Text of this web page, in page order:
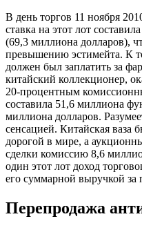
В день торгов 11 ноября
ставка на этот лот
(69,3 миллиона долларов),
превышению эстимейта. К
должен был заплатить за
китайский коллекционер,
20-процентным
составила 51,6 миллиона
миллиона долларов.
сенсацией. Китайская ваза
дорогой в мире, а
сделки комиссию 8,6
один этот лот доход
его суммарной выручкой за
Перепродажа